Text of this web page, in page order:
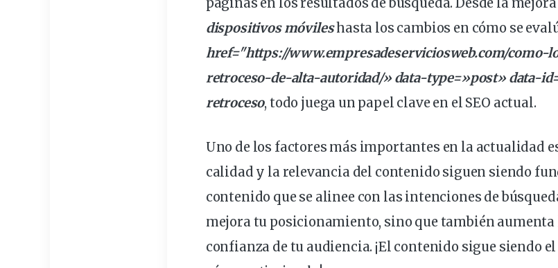
dispositivos móvileshasta los cambios en cómo se
href="https://www.empresadeserviciosweb.com/como-
retroceso-de-alta-autoridad/» data-type=»post» data-
retroceso, todo juega un papel clave en el SEO actual.
Uno de los factores más importantes en la actualidad
calidad y la relevanciadel contenido siguen siendo
contenido que se alinee con las intenciones de
mejora tu posicionamiento, sino que también
confianza de tu audiencia. ¡El contenido siguesiendo el